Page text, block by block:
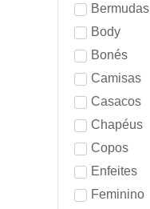
Bermudas
Body
Bonés
Camisas
Casacos
Chapéus
Copos
Enfeites
Feminino